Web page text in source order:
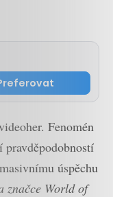
Fenomén
pravděpodobností
úspěchu
značce World of